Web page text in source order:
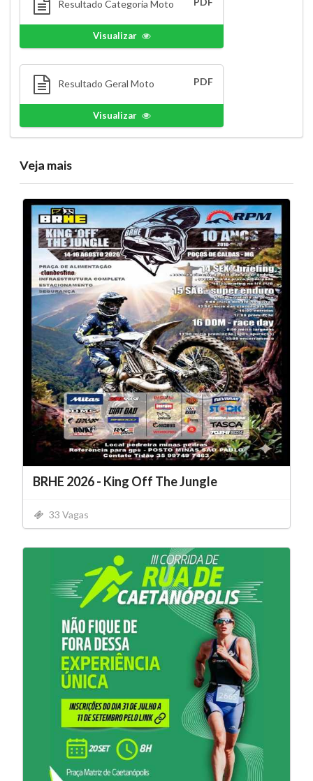
Resultado Categoria Moto
Visualizar
Resultado Geral Moto PDF
Visualizar
Veja mais
BRHE 2026 - King Off The Jungle
33 Vagas